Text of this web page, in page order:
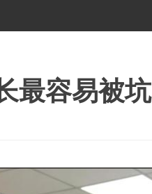
最容易被坑